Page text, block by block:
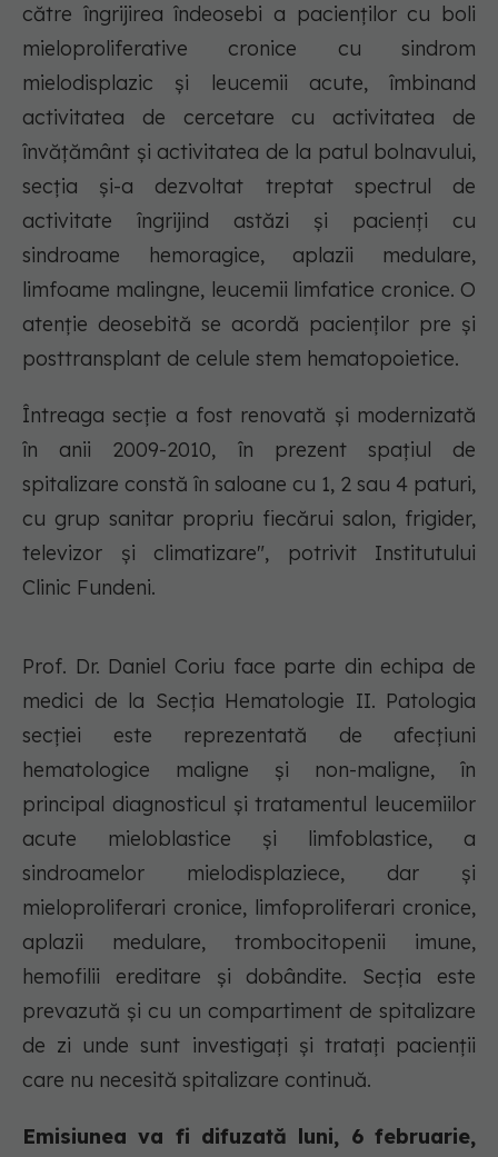
către îngrijirea îndeosebi a pacienților cu boli
mieloproliferative cronice cu sindrom
mielodisplazic și leucemii acute, îmbinand
activitatea de cercetare cu activitatea de
învățământ și activitatea de la patul bolnavului,
secția și-a dezvoltat treptat spectrul de
activitate îngrijind astăzi și pacienți cu
sindroame hemoragice, aplazii medulare,
limfoame malingne, leucemii limfatice cronice. O
atenție deosebită se acordă pacienților pre și
posttransplant de celule stem hematopoietice.
Întreaga secție a fost renovată și modernizată
în anii 2009-2010, în prezent spațiul de
spitalizare constă în saloane cu 1, 2 sau 4 paturi,
cu grup sanitar propriu fiecărui salon, frigider,
televizor și climatizare", potrivit Institutului
Clinic Fundeni.
Prof. Dr. Daniel Coriu face parte din echipa de
medici de la Secția Hematologie II. Patologia
secției este reprezentată de afecțiuni
hematologice maligne și non-maligne, în
principal diagnosticul și tratamentul leucemiilor
acute mieloblastice și limfoblastice, a
sindroamelor mielodisplaziece, dar și
mieloproliferari cronice, limfoproliferari cronice,
aplazii medulare, trombocitopenii imune,
hemofilii ereditare și dobândite. Secția este
prevazută și cu un compartiment de spitalizare
de zi unde sunt investigați și tratați pacienții
care nu necesită spitalizare continuă.
Emisiunea va fi difuzată luni, 6 februarie,